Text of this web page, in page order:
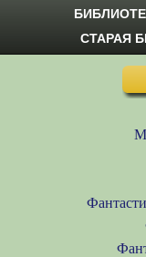
СТАРАЯ